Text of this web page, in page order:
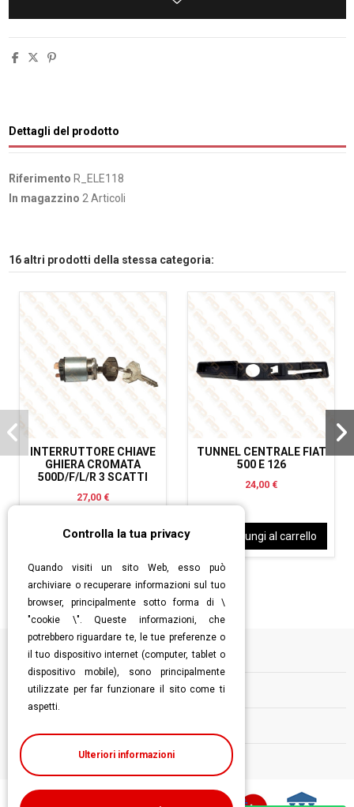
Dettagli del prodotto
Riferimento R_ELE118
In magazzino 2 Articoli
16 altri prodotti della stessa categoria:
INTERRUTTORE CHIAVE
GHIERA CROMATA
500D/F/L/R 3 SCATTI
27,00 €
Aggiungi al carrello
TUNNEL CENTRALE FIAT
500 E 126
24,00 €
Aggiungi al carrello
Informazioni
Follow us
Controlla la tua privacy
Quando visiti un sito Web, esso può
archiviare o recuperare informazioni sul tuo
browser, principalmente sotto forma di \
"cookie \". Queste informazioni, che
potrebbero riguardare te, le tue preferenze o
il tuo dispositivo internet (computer, tablet o
dispositivo mobile), sono principalmente
utilizzate per far funzionare il sito come ti
aspetti.
Ulteriori informazioni